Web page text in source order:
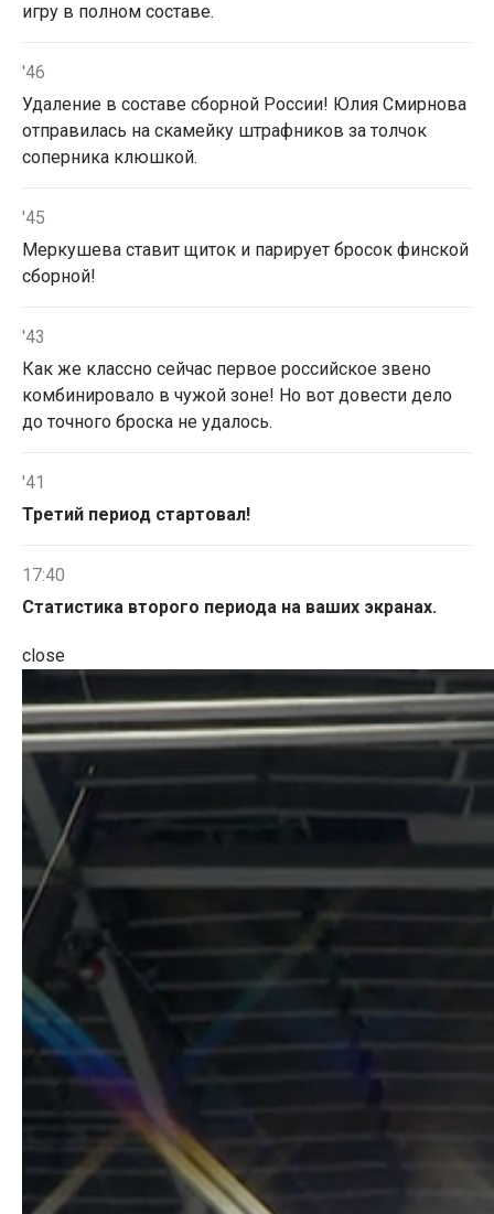
игру в полном составе.
'46
Удаление в составе сборной России! Юлия Смирнова
отправилась на скамейку штрафников за толчок
соперника клюшкой.
'45
Меркушева ставит щиток и парирует бросок финской
сборной!
'43
Как же классно сейчас первое российское звено
комбинировало в чужой зоне! Но вот довести дело
до точного броска не удалось.
'41
Третий период стартовал!
17:40
Статистика второго периода на ваших экранах.
close